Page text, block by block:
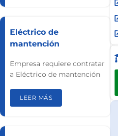
Eléctrico de
mantención
Empresa requiere contratar
a Eléctrico de mantención
LEER MÁS